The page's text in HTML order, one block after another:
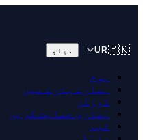
🇵🇰
UR مینو
ہوم
ہمارے بارے میں
اوزار
ہماری حمایت کریں
ٹیم